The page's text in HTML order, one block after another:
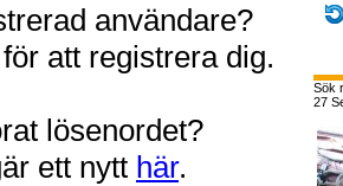
användare?
för att registrera dig.
lösenordet?
ett nytt här.
Sök
27